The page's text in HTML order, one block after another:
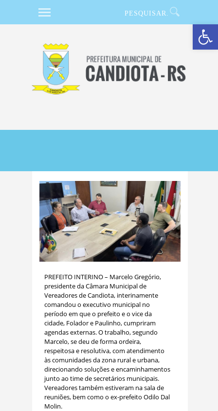
Barra de Ferramentas Aberta
PREFEITO INTERINO – Marcelo Gregório,
presidente da Câmara Municipal de
Vereadores de Candiota, interinamente
comandou o executivo municipal no
período em que o prefeito e o vice da
cidade, Folador e Paulinho, cumpriram
agendas externas. O trabalho, segundo
Marcelo, se deu de forma ordeira,
respeitosa e resolutiva, com atendimento
às comunidades da zona rural e urbana,
direcionando soluções e encaminhamentos
junto ao time de secretários municipais.
Vereadores também estiveram na sala de
reuniões, bem como o ex-prefeito Odilo Dal
Molin.